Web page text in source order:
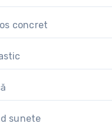
concret
sunete